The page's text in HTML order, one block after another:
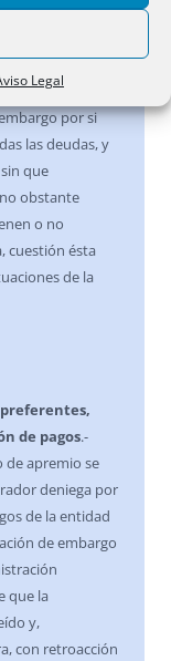
Legal
pues «como
su mayor parte
en la lista de
es útil admitir en
por si
las deudas, y
que
obstante
o no
cuestión ésta
de la
de pagos.-
de apremio se
deniega por
de la entidad
de embargo
que la
y,
con retroacción